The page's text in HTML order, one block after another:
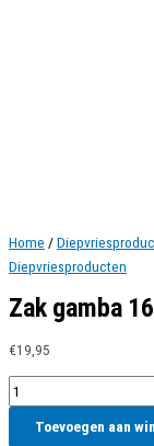
Home /
Diepvriesproducten
Zak gamba
€19,95
Zak
gamba
16/20Toevoegen aan